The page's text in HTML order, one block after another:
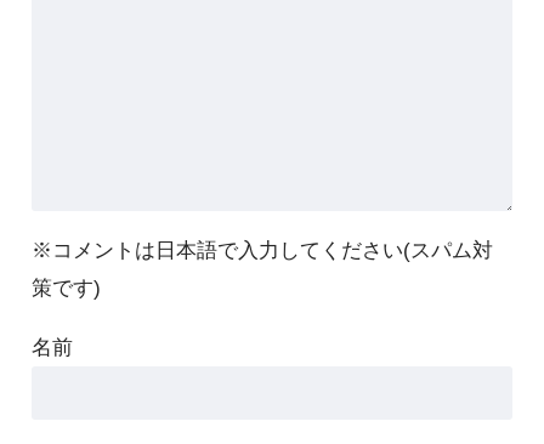
※コメントは日本語で入力してください(スパム対
策です)
名前